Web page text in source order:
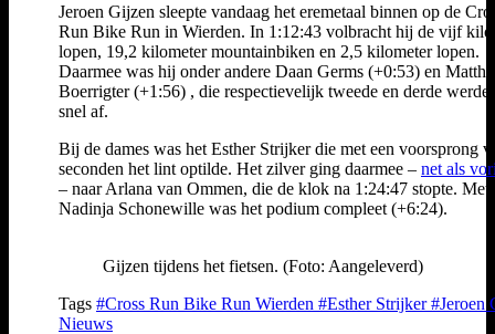
Jeroen Gijzen sleepte vandaag het eremetaal binnen op de
Run Bike Run in Wierden. In 1:12:43 volbracht hij de vijf
lopen, 19,2 kilometer mountainbiken en 2,5 kilometer lopen.
Daarmee was hij onder andere Daan Germs (+0:53) en
Boerrigter (+1:56) , die respectievelijk tweede en derde
snel af.
Bij de dames was het Esther Strijker die met een voorsprong
seconden het lint optilde. Het zilver ging daarmee – net als
– naar Arlana van Ommen, die de klok na 1:24:47 stopte. Met
Nadinja Schonewille was het podium compleet (+6:24).
Gijzen tijdens het fietsen. (Foto: Aangeleverd)
Tags #Cross Run Bike Run Wierden #Esther Strijker#Jeroen
Nieuws